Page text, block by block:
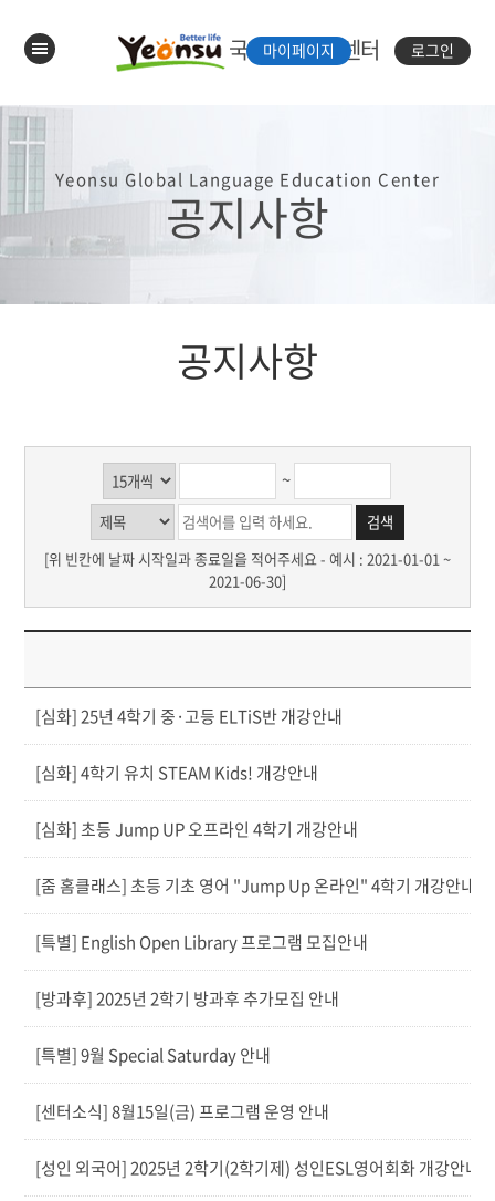
국제언어체험센터
마이페이지 로그인
Yeonsu Global Language Education Center
공지사항
공지사항
~
[위 빈칸에 날짜 시작일과 종료일을 적어주세요 - 예시 : 2021-01-01 ~
2021-06-30]
[심화] 25년 4학기 중·고등 ELTiS반 개강안내
[심화] 4학기 유치 STEAM Kids! 개강안내
[심화] 초등 Jump UP 오프라인 4학기 개강안내
[줌 홈클래스] 초등 기초 영어 "Jump Up 온라인" 4학기 개강안내
[특별] English Open Library 프로그램 모집안내
[방과후] 2025년 2학기 방과후 추가모집 안내
[특별] 9월 Special Saturday 안내
[센터소식] 8월15일(금) 프로그램 운영 안내
[성인 외국어] 2025년 2학기(2학기제) 성인ESL영어회화 개강안내